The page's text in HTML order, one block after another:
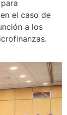
el caso de
a los